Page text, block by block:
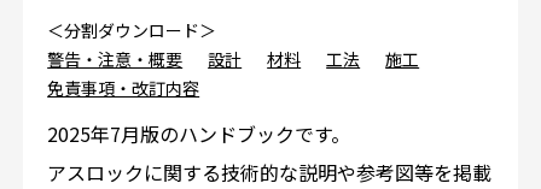
＜分割ダウンロード＞
警告・注意・概要
設計 材料 工法
施工
免責事項・改訂内容
2025年7月版のハンドブックです。
アスロックに関する技術的な説明や参考図等を掲載